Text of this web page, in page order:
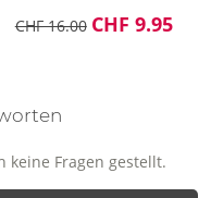
CHF 16.00 CHF 9.95
keine Fragen gestellt.